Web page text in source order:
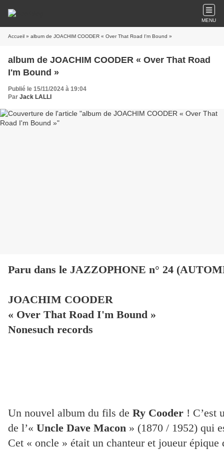
MENU
Accueil » album de JOACHIM COODER « Over That Road I'm Bound »
album de JOACHIM COODER « Over That Road
I'm Bound »
Publié le 15/11/2024 à 19:04
Par Jack LALLI
Paru dans le JAZZOPHONE n° 24
JOACHIM COODER
« Over That Road I'm Bound »
Nonesuch records
Un nouvel album du fils de Ry Cooder ! C’est
de l’« Uncle Dave Macon » (1870 / 1952) qui
Cet « oncle » était un chanteur et joueur